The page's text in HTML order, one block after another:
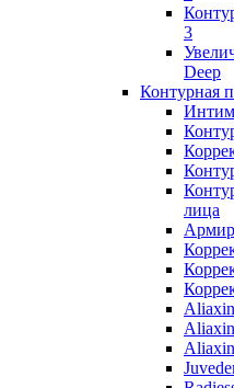
3
Deep
Контурная
лица